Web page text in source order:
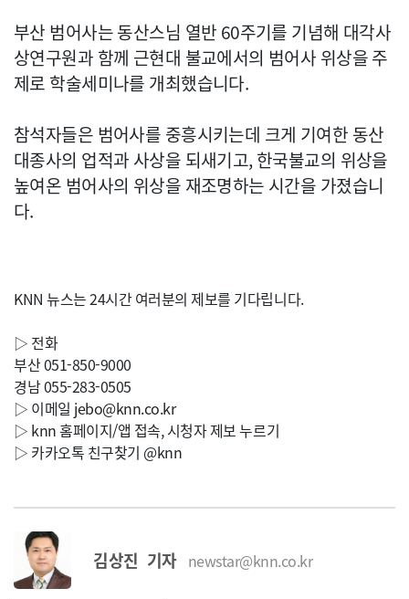
부산 범어사는 동산스님 열반 60주기를 기념해 대각사
상연구원과 함께 근현대 불교에서의 범어사 위상을 주
제로 학술세미나를 개최했습니다.
참석자들은 범어사를 중흥시키는데 크게 기여한 동산
대종사의 업적과 사상을 되새기고, 한국불교의 위상을
높여온 범어사의 위상을 재조명하는 시간을 가졌습니
다.
KNN 뉴스는 24시간 여러분의 제보를 기다립니다.
▷ 전화
부산 051-850-9000
경남 055-283-0505
▷ 이메일 jebo@knn.co.kr
▷ knn 홈페이지/앱 접속, 시청자 제보 누르기
▷ 카카오톡 친구찾기 @knn
김상진 기자 newstar@knn.co.kr